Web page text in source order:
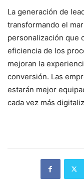
La generación de
transformando el
personalización que
eficiencia de los
mejoran la
conversión. Las
estarán mejor
cada vez más